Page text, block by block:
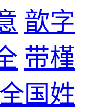
歆字
带槿
全国姓